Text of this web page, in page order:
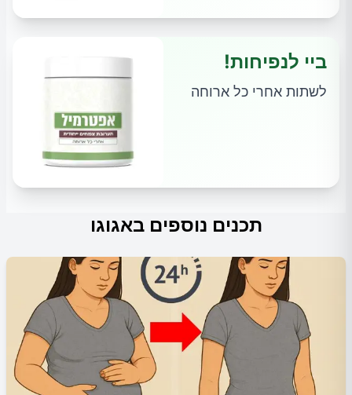
ביי לנפיחות!
לשתות אחרי כל ארוחה
תכנים נוספים באגוגו